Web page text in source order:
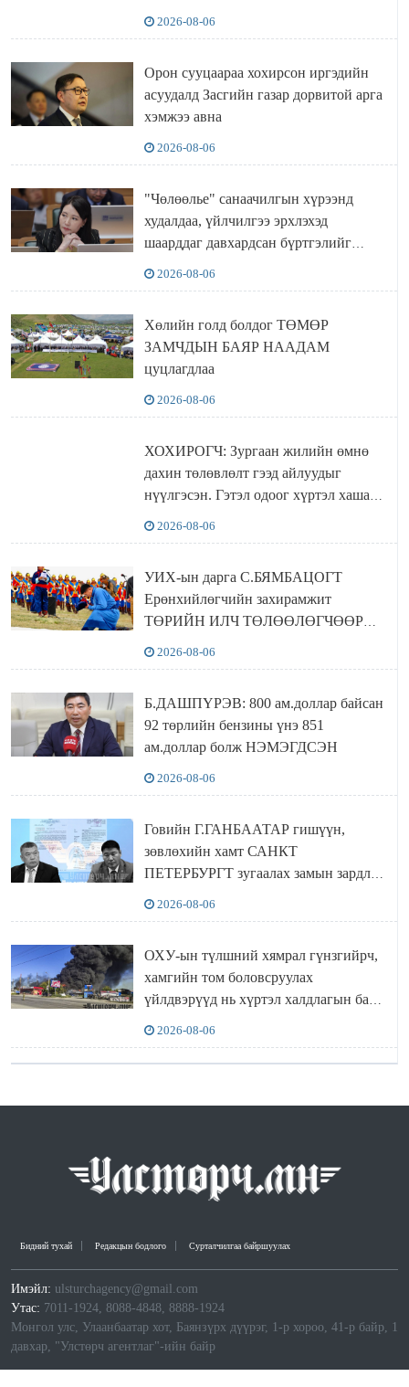
2026-08-06
Орон сууцаараа хохирсон иргэдийн
асуудалд Засгийн газар дорвитой арга
хэмжээ авна
2026-08-06
"Чөлөөлье" санаачилгын хүрээнд
худалдаа, үйлчилгээ эрхлэхэд
шаарддаг давхардсан бүртгэлийг
2026-08-06
Хөлийн голд болдог ТӨМӨР
ЗАМЧДЫН БАЯР НААДАМ
цуцлагдлаа
2026-08-06
ХОХИРОГЧ: Зургаан жилийн өмнө
дахин төлөвлөлт гээд айлуудыг
нүүлгэсэн. Гэтэл одоог хүртэл хашаа
2026-08-06
УИХ-ын дарга С.БЯМБАЦОГТ
Ерөнхийлөгчийн захирамжит
ТӨРИЙН ИЛЧ ТӨЛӨӨЛӨГЧӨӨР
2026-08-06
Б.ДАШПҮРЭВ: 800 ам.доллар байсан
92 төрлийн бензины үнэ 851
ам.доллар болж НЭМЭГДСЭН
2026-08-06
Говийн Г.ГАНБААТАР гишүүн,
зөвлөхийн хамт САНКТ
ПЕТЕРБУРГТ зугаалах замын зардлаа
2026-08-06
ОХУ-ын түлшний хямрал гүнзгийрч,
хамгийн том боловсруулах
үйлдвэрүүд нь хүртэл халдлагын бай
2026-08-06
Бидний тухай Редакцын бодлого Сурталчилгаа байршуулах
Имэйл: ulsturchagency@gmail.com
Утас: 7011-1924, 8088-4848, 8888-1924
Монгол улс, Улаанбаатар хот, Баянзүрх дүүрэг, 1-р хороо, 41-р байр, 1
давхар, "Улстөрч агентлаг"-ийн байр